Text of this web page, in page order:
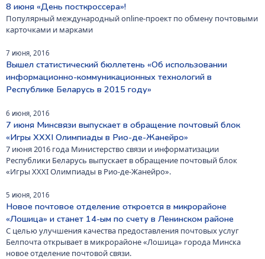
8 июня «День посткроссера»!
Популярный международный online-проект по обмену почтовыми
карточками и марками
7 июня, 2016
Вышел статистический бюллетень «Об использовании
информационно-коммуникационных технологий в
Республике Беларусь в 2015 году»
6 июня, 2016
7 июня Минсвязи выпускает в обращение почтовый блок
«Игры XXXI Олимпиады в Рио-де-Жанейро»
​7 июня 2016 года Министерство связи и информатизации
Республики Беларусь выпускает в обращение почтовый блок
«Игры XXXI Олимпиады в Рио-де-Жанейро».
5 июня, 2016
Новое почтовое отделение откроется в микрорайоне
«Лошица» и станет 14-ым по счету в Ленинском районе
С целью улучшения качества предоставления почтовых услуг
Белпочта открывает в микрорайоне «Лошица» города Минска
новое отделение почтовой связи.